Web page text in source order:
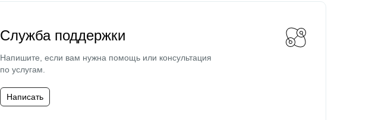
Служба поддержки
Напишите, если вам нужна помощь или консультация
по услугам.
Написать